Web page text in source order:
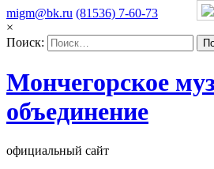
migm@bk.ru (81536) 7-60-73
×
Поиск:
Мончегорское
объединение
официальный сайт